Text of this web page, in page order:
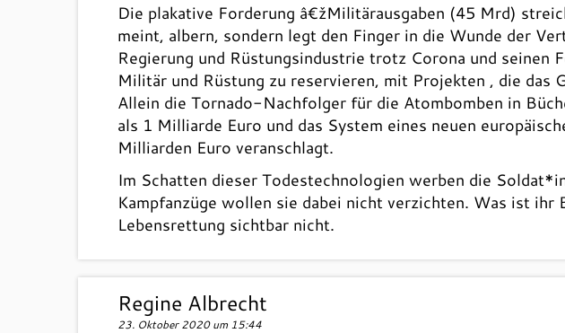
Die plakative Forderung â€žMilitärausgaben (45 Mrd)
meint, albern, sondern legt den Finger in die Wunde der
Regierung und Rüstungsindustrie trotz Corona und
Militär und Rüstung zu reservieren, mit Projekten , die das
Allein die Tornado-Nachfolger für die Atombomben in
als 1 Milliarde Euro und das System eines neuen
Milliarden Euro veranschlagt.
Im Schatten dieser Todestechnologien werben die
Kampfanzüge wollen sie dabei nicht verzichten. Was ist ihr
Lebensrettung sichtbar nicht.
Regine Albrecht
23. Oktober 2020 um 15:44